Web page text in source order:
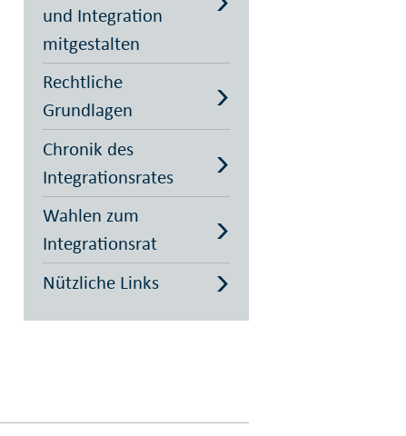
und Integration
mitgestalten
Rechtliche
Grundlagen
Chronik des
Integrationsrates
Wahlen zum
Integrationsrat
Nützliche Links